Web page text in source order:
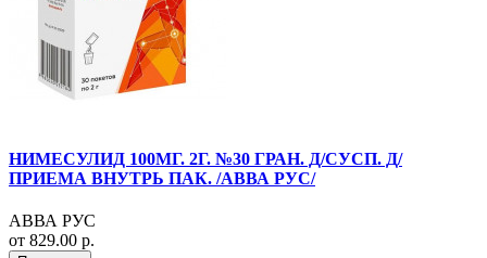
НИМЕСУЛИД 100МГ. 2Г. №30 ГРАН. Д/СУСП. Д/
ПРИЕМА ВНУТРЬ ПАК. /АВВА РУС/
АВВА РУС
от 829.00 р.